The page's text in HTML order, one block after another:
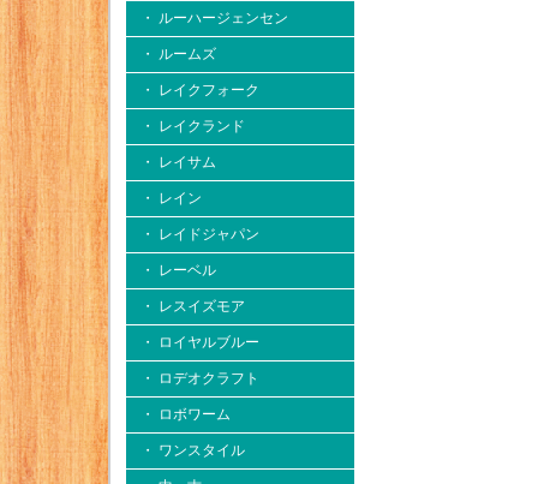
・ ルーハージェンセン
・ ルームズ
・ レイクフォーク
・ レイクランド
・ レイサム
・ レイン
・ レイドジャパン
・ レーベル
・ レスイズモア
・ ロイヤルブルー
・ ロデオクラフト
・ ロボワーム
・ ワンスタイル